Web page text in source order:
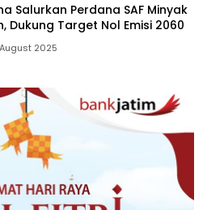
Salurkan Perdana SAF Minyak
Dukung Target Nol Emisi 2060
2025